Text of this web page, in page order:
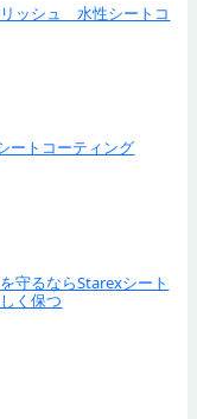
ッシュ 水性シートコ
ートコーティング
守るならStarexシート
く保つ